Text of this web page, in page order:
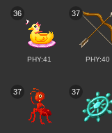
36
PHY:41
37
PHY:40
37 37